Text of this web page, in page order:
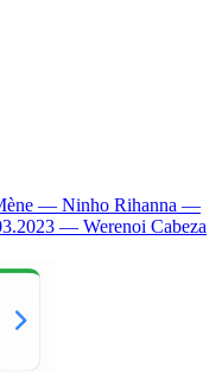
— Ninho Rihanna —
— Werenoi Cabeza